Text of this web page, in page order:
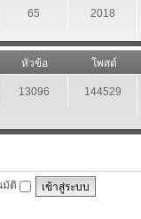
65 2018
หัวข้อ โพสต์
13096 144529
มัติ